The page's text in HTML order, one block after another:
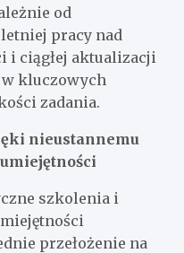
od
pracy nad
i ciągłej aktualizacji
kluczowych
zadania.
nieustannemu
szkolenia i
przełożenie na